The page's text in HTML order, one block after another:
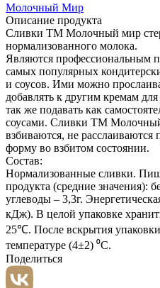
Молочный Мир
Описание продукта
Сливки ТМ Молочный мир
нормализованного молока.
Являются профессиональным
самых популярных
и соусов. Ими можно
добавлять к другим кремам
так же подавать как
соусами. Сливки ТМ
взбиваются, не
форму во взбитом состоянии.
Состав:
Нормализованные сливки.
продукта (средние значения):
углеводы – 3,3г.
кДж). В целой упаковке
25℃. После вскрытия
температуре (4±2) ⁰С.
Поделиться